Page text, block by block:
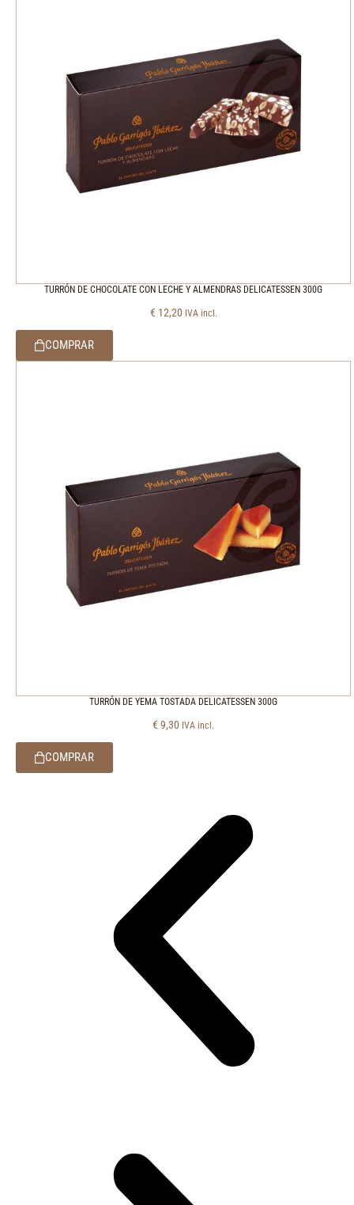
TURRÓN DE CHOCOLATE CON LECHE Y ALMENDRAS DELICATESSEN 300G
€ 12,20 IVA incl.
COMPRAR
TURRÓN DE YEMA TOSTADA DELICATESSEN 300G
€ 9,30 IVA incl.
COMPRAR